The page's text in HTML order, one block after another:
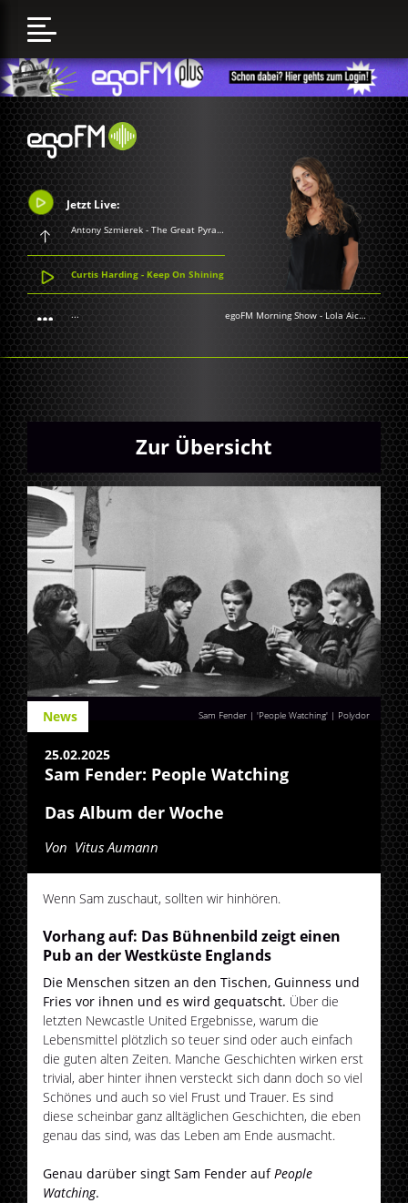
Jetzt Live:
Antony Szmierek - The Great Pyramid of Stockport
Curtis Harding - Keep On Shining
... egoFM Morning Show - Lola Aichner
Zur Übersicht
Sam Fender | 'People Watching' | Polydor
News
25.02.2025
Sam Fender: People Watching
Das Album der Woche
Von Vitus Aumann
Wenn Sam zuschaut, sollten wir hinhören.
Vorhang auf: Das Bühnenbild zeigt einen
Pub an der Westküste Englands
Die Menschen sitzen an den Tischen, Guinness und
Fries vor ihnen und es wird gequatscht. Über die
letzten Newcastle United Ergebnisse, warum die
Lebensmittel plötzlich so teuer sind oder auch einfach
die guten alten Zeiten. Manche Geschichten wirken erst
trivial, aber hinter ihnen versteckt sich dann doch so viel
Schönes und auch so viel Frust und Trauer. Es sind
diese scheinbar ganz alltäglichen Geschichten, die eben
genau das sind, was das Leben am Ende ausmacht.
Genau darüber singt Sam Fender aufPeople
Watching.